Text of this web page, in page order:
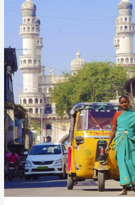
to
Whom
She
Will,
von
Ruth
Prawer
Jhabvala
(1955,
dt.
Die
Liebesheirat
bzw.
Amrita
und
Hari)